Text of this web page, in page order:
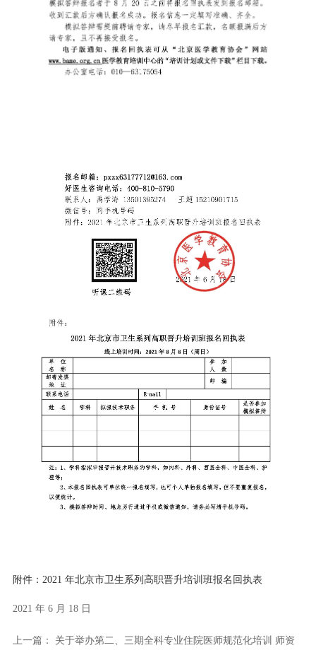
附件：2021 年北京市卫生系列高职晋升培训班报名回执表
2021 年 6 月 18 日
上一篇： 关于举办第二、三期全科专业住院医师规范化培训 师资